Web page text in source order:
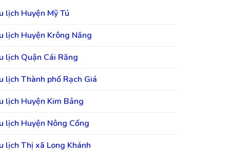
lịch Huyện Mỹ Tú
lịch Huyện Krông Năng
lịch Quận Cái Răng
lịch Thành phố Rạch Giá
lịch Huyện Kim Bảng
lịch Huyện Nông Cống
lịch Thị xã Long Khánh